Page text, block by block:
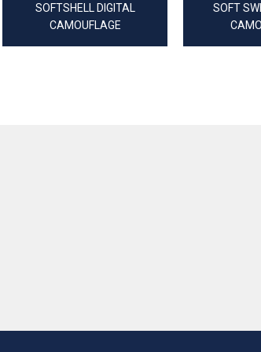
SOFTSHELL DIGITAL
CAMOUFLAGE
SOFT